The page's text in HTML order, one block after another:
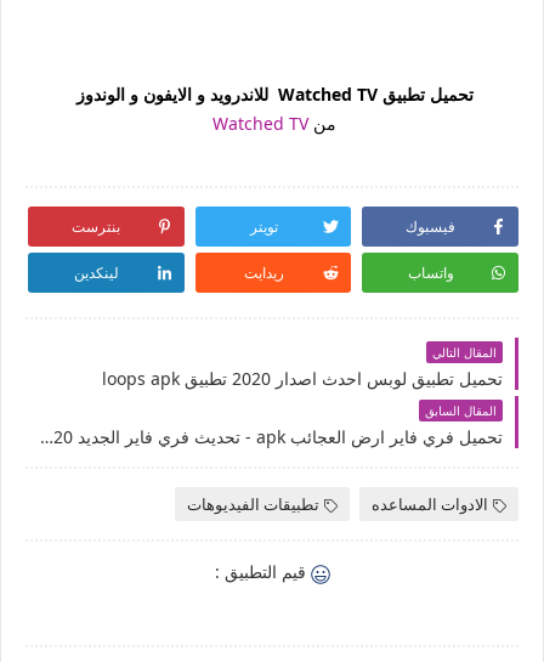
تحميل تطبيق Watched TV للاندرويد و الايفون و الوندوز
منWatched TV
فيسبوك تويتر بنترست
واتساب ريدايت لينكدين
المقال التالي
تحميل تطبيق لوبس احدث اصدار 2020 تطبيق loops apk
المقال السابق
تحميل فري فاير ارض العجائب apk - تحديث فري فاير الجديد 2020
الادوات المساعده تطبيقات الفيديوهات
قيم التطبيق :